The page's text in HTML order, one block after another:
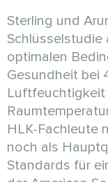
Sterling und
Schlüsselstudie
optimalen
Gesundheit bei
Luftfeuchtigkeit
HLK-Fachleute
noch als
Standards für